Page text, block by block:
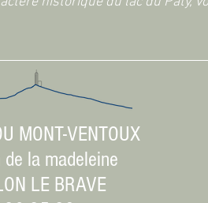
MONT-VENTOUX
la madeleine
LE BRAVE